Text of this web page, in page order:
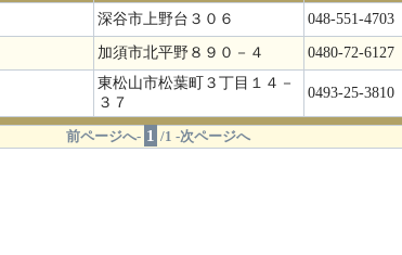
深谷市上野台３０６ 048-551-4703
加須市北平野８９０－４ 0480-72-6127
東松山市松葉町３丁目１４－
３７
0493-25-3810
前ページへ- 1 /1 -次ページへ